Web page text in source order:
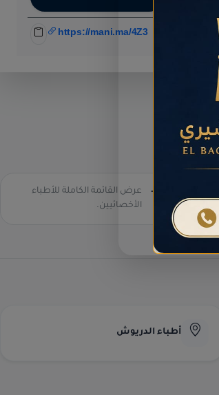
https://mani.ma/4Z3
الطبية -
عرض القائمة الكاملة للأطباء
الأخصائيين.
أطباء الدريوش